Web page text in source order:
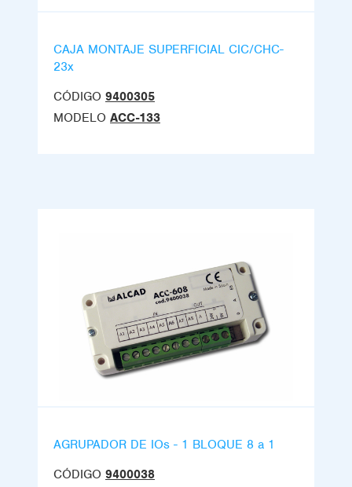
CAJA MONTAJE SUPERFICIAL CIC/CHC-
23x
CÓDIGO 9400305
MODELO ACC-133
AGRUPADOR DE IOs - 1 BLOQUE 8 a 1
CÓDIGO 9400038